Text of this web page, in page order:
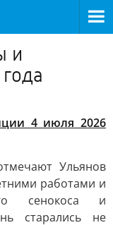
и
4 июля 2026
Ульянов
работами и
сенокоса и
старались не